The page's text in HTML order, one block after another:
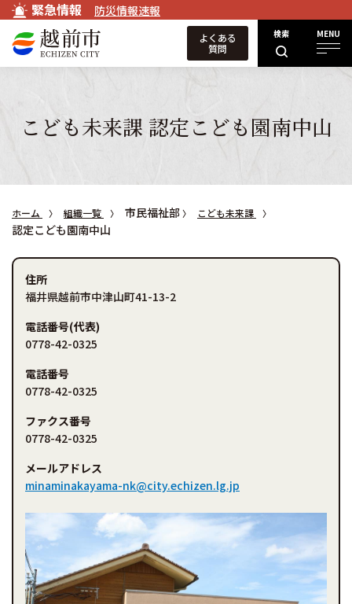
緊急情報 防災情報速報
検索 MENU
よくある
質問
こども未来課 認定こども園南中山
ホーム 組織一覧 市民福祉部 こども未来課
認定こども園南中山
住所
福井県越前市中津山町41-13-2
電話番号(代表)
0778-42-0325
電話番号
0778-42-0325
ファクス番号
0778-42-0325
メールアドレス
minaminakayama-nk@city.echizen.lg.jp